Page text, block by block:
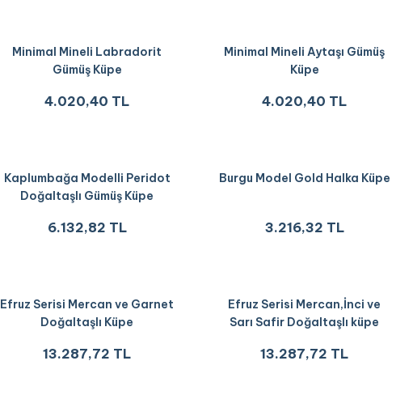
Minimal Mineli Labradorit
Gümüş Küpe
4.020,40 TL
Minimal Mineli Aytaşı Gümüş
Küpe
4.020,40 TL
Kaplumbağa Modelli Peridot
Doğaltaşlı Gümüş Küpe
6.132,82 TL
Burgu Model Gold Halka Küpe
3.216,32 TL
Efruz Serisi Mercan ve Garnet
Doğaltaşlı Küpe
13.287,72 TL
Efruz Serisi Mercan,İnci ve
Sarı Safir Doğaltaşlı küpe
13.287,72 TL